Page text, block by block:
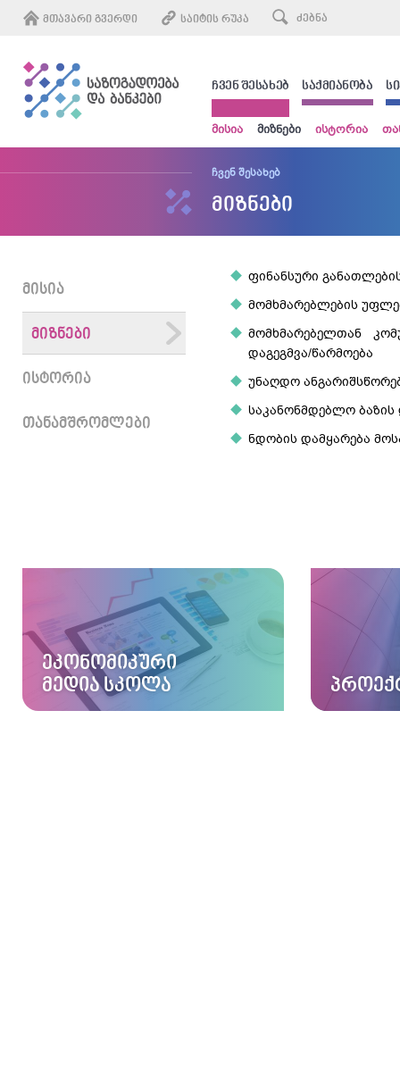
ᲛᲗᲐᲕᲐᲠᲘ ᲒᲕᲔᲠᲓᲘ ᲡᲐᲘᲢᲘᲡ ᲠᲣᲙᲐ
ᲩᲕᲔᲜ ᲨᲔᲡᲐᲮᲔᲑ
მისია მიზნები ისტორია
ᲡᲐᲥᲛᲘᲐᲜᲝᲑᲐ
ჩვენ შესახებ
მიზნები
ᲛᲘᲡᲘᲐ
ᲛᲘᲖᲜᲔᲑᲘ
ᲘᲡᲢᲝᲠᲘᲐ
ᲗᲐᲜᲐᲛᲨᲠᲝᲛᲚᲔᲑᲘ
ფინანსური
მომხმარებლების
მომხმარებელთან
დაგეგმვა/წარმოება
უნაღდო
საკანონმდებლო ბაზის
ნდობის დამყარება
ᲔᲙᲝᲜᲝᲛᲘᲙᲣᲠᲘ
ᲛᲔᲓᲘᲐ ᲡᲙᲝᲚᲐ